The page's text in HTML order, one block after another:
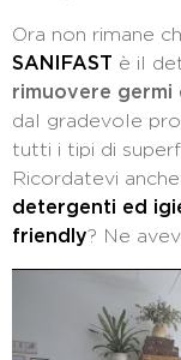
Ora non rimane
SANIFAST è il
rimuovere germi
dal gradevole
tutti i tipi di
Ricordatevi
detergenti ed
friendly? Ne